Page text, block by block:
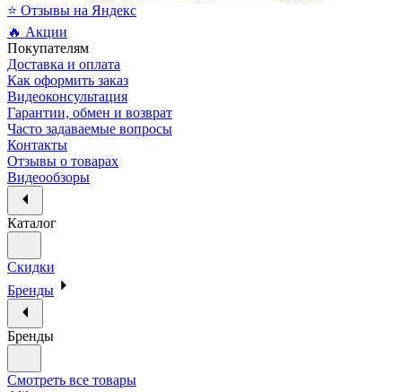
⭐ Отзывы на Яндекс
🔥 Акции
Покупателям
Доставка и оплата
Как оформить заказ
Видеоконсультация
Гарантии, обмен и возврат
Часто задаваемые вопросы
Контакты
Отзывы о товарах
Видеообзоры
Каталог
Скидки
Бренды
Бренды
Смотреть все товары